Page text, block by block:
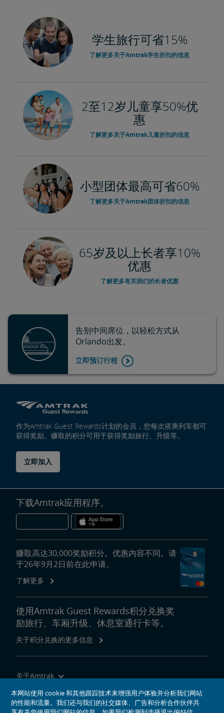
学生旅行可省15%
了解更多关于Amtrak学生折扣的信息
2至12岁儿童享50%优
惠
了解更多关于Amtrak儿童折扣的信息
小型团体最高可省60%
了解更多关于Amtrak团体折扣的信息
65岁及以上长者享10%
优惠
了解更多有关我们的长者优惠
告别中间席位，以轻松方式从
Orlando出发。
立即预订行程
作为Amtrak Guest Rewards计划的会员，您每次搭乘列车都可
获得奖励。赚取的积分可用于获得奖励旅行、升级等。
立即加入
下载Amtrak应用程序。
赚取高达30,000奖励积分。优惠内容不同。请
于26年9月2日前在此申请。
了解更多
使用Amtrak Guest Rewards积分兑换奖
励旅行、车厢升级、休息室通行卡等。
关于积分兑换的更多信息
关于Amtrak
乘坐Amtrak列车旅行
网站工具
本网站使用 cookie 和其他跟踪技术来增强用户体验并分析我们网站
的性能和流量。我们还与我们的社交媒体、广告和分析合作伙伴共